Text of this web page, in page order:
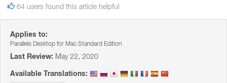
64 users found this article helpful
Applies to:
Parallels Desktop for Mac Standard Edition
Last Review: May 22, 2020
Available Translations: